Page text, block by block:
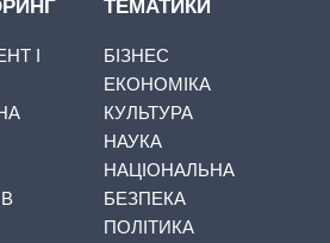
І
ТЕМАТИКИ
БІЗНЕС
ЕКОНОМІКА
КУЛЬТУРА
НАУКА
НАЦІОНАЛЬНА
БЕЗПЕКА
ПОЛІТИКА